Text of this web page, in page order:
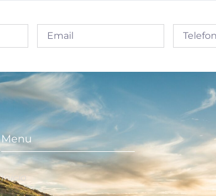
Menu
Início